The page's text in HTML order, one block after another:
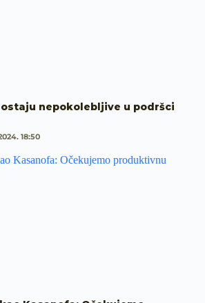
ostaju nepokolebljive u podršci
18:50